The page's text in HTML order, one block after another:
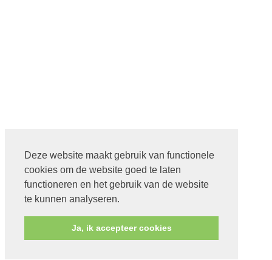
Deze website maakt gebruik van functionele
cookies om de website goed te laten
functioneren en het gebruik van de website
te kunnen analyseren.
Ja, ik accepteer cookies